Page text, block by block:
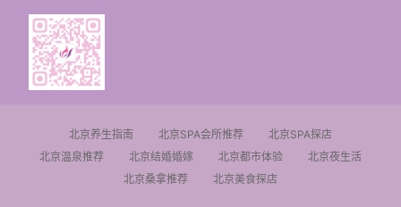
北京养生指南 北京SPA会所推荐
北京SPA探店
北京温泉推荐
北京结婚婚嫁 北京都市体验
北京夜生活
北京桑拿推荐
北京美食探店